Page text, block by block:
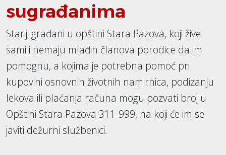
sugrađanima
Stariji građani u opštini Stara Pazova, koji žive
sami i nemaju mlađih članova porodice da im
pomognu, a kojima je potrebna pomoć pri
kupovini osnovnih životnih namirnica, podizanju
lekova ili plaćanja računa mogu pozvati broj u
Opštini Stara Pazova 311-999, na koji će im se
javiti dežurni službenici.